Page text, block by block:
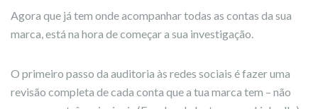
Agora que já tem onde acompanhar todas as contas da sua
marca, está na hora de começar a sua investigação.
O primeiro passo da auditoria às redes sociais é fazer uma
revisão completa de cada conta que a tua marca tem – não